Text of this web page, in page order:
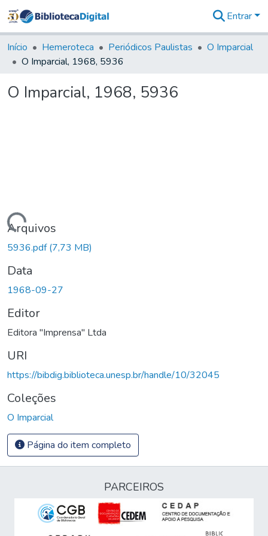
&
Coleções
Tudo na
Digital
Entrar
Início Hemeroteca Periódicos Paulistas
O Imparcial
O Imparcial, 1968, 5936
O Imparcial, 1968, 5936
Carregando...
Arquivos
5936.pdf(7,73 MB)
Data
1968-09-27
Editor
Editora "Imprensa" Ltda
URI
https://bibdig.biblioteca.unesp.br/handle/10/32045
Coleções
O Imparcial
Página do item completo
PARCEIROS